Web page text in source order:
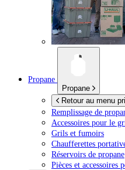
Propane
Propane
Retour au menu
Remplissage de
Accessoires pour le
Grils et fumoirs
Chaufferettes
Réservoirs de propane
Pièces et accessoires